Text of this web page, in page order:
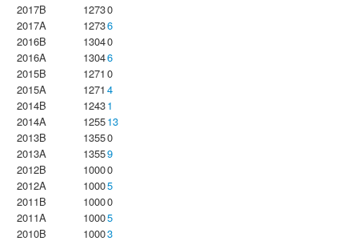
2017B
12730
2017A
12736
2016B
13040
2016A
13046
2015B
1271 0
2015A
1271 4
2014B
12431
2014A
125513
2013B
13550
2013A
13559
2012B
10000
2012A
10005
2011B
10000
2011A
10005
2010B
10003